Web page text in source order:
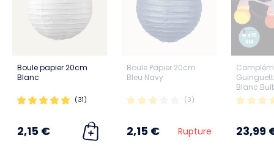
Boule papier 20cm
Blanc
(31)
2,15 €
Boule Papier 20cm
Bleu Navy
(3)
2,15 € Rupture
Blanc
23,99